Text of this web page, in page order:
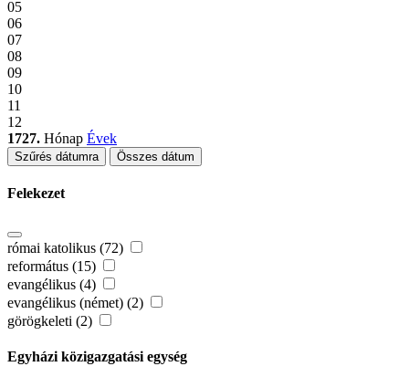
05
06
07
08
09
10
11
12
1727. Hónap Évek
Szűrés dátumra Összes dátum
Felekezet
római katolikus (72)
református (15)
evangélikus (4)
evangélikus (német) (2)
görögkeleti (2)
Egyházi közigazgatási egység